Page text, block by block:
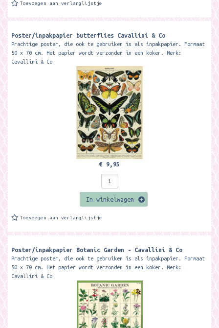
Toevoegen aan verlanglijstje
Poster/inpakpapier butterflies Cavallini & Co
Prachtige poster, die ook te gebruiken is als inpakpapier. Formaat
50 x 70 cm. Het papier wordt verzonden in een koker. Merk:
Cavallini & Co
€ 9,95
In winkelwagen
Toevoegen aan verlanglijstje
Poster/inpakpapier Botanic Garden - Cavallini & Co
Prachtige poster, die ook te gebruiken is als inpakpapier. Formaat
50 x 70 cm. Het papier wordt verzonden in een koker. Merk:
Cavallini & Co